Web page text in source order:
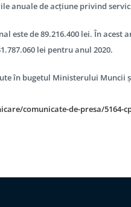
anuale de acțiune privind
este de 89.216.400 lei. În acest
lei pentru anul 2020.
în bugetul Ministerului Muncii
comunicate-de-presa/5164-